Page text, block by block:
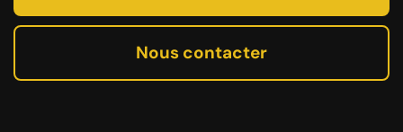
Nous contacter